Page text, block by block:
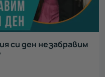
си ден незабравим